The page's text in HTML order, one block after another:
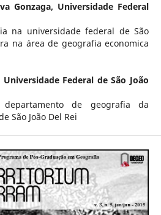
Gonzaga, Universidade Federal
na universidade federal de São
na área de geografia economica
Universidade Federal de São João
de geografia da
São João Del Rei